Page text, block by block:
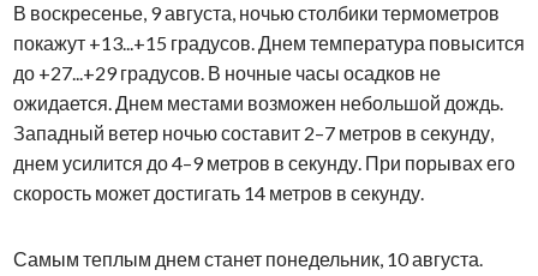
В воскресенье, 9 августа, ночью столбики термометров
покажут +13...+15 градусов. Днем температура повысится
до +27...+29 градусов. В ночные часы осадков не
ожидается. Днем местами возможен небольшой дождь.
Западный ветер ночью составит 2–7 метров в секунду,
днем усилится до 4–9 метров в секунду. При порывах его
скорость может достигать 14 метров в секунду.
Самым теплым днем станет понедельник, 10 августа.